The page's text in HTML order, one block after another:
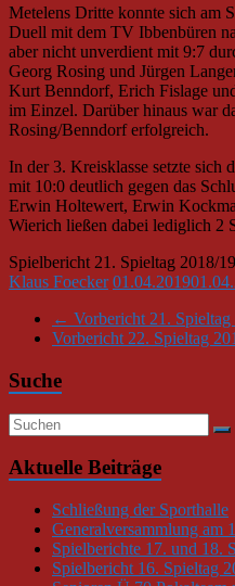
Metelens Dritte konnte sich am
Duell mit dem TV Ibbenbüren
aber nicht unverdient mit 9:7
Georg Rosing und Jürgen
Kurt Benndorf, Erich Fislage
im Einzel. Darüber hinaus war
Rosing/Benndorf erfolgreich.
In der 3. Kreisklasse setzte sich
mit 10:0 deutlich gegen das
Erwin Holtewert, Erwin
Wierich ließen dabei lediglich 2
Spielbericht 21. Spieltag 2018/19
Klaus Foecker 01.04.2019
← Vorbericht 21.
Vorbericht 22. Spieltag
Suche
Aktuelle Beiträge
Schließung der Sporthalle
Generalversammlung am
Spielberichte 17. und 18.
Spielbericht 16. Spieltag